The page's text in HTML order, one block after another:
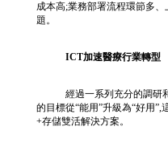
成本高;業務部署流程環節多
題。
ICT加速醫療行業轉型
經過一系列充分的調研
的目標從“能用”升級為“好用
+存儲雙活解決方案。